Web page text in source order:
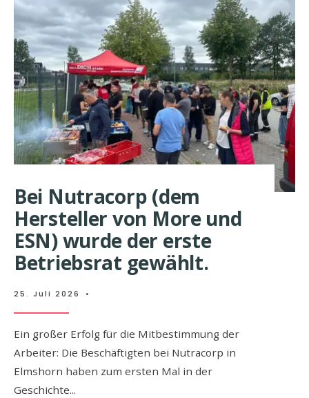
Bei Nutracorp (dem
Hersteller von More und
ESN) wurde der erste
Betriebsrat gewählt.
25. Juli 2026 •
Ein großer Erfolg für die Mitbestimmung der
Arbeiter: Die Beschäftigten bei Nutracorp in
Elmshorn haben zum ersten Mal in der
Geschichte...